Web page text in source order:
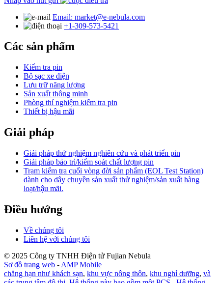
Email: market@e-nebula.com
+1-309-573-5421
Các sản phẩm
Kiểm tra pin
Bộ sạc xe điện
Lưu trữ năng lượng
Sản xuất thông minh
Phòng thí nghiệm kiểm tra pin
Thiết bị hậu mãi
Giải pháp
Giải pháp thử nghiệm nghiên cứu và phát triển pin
Giải pháp bảo trì/kiểm soát chất lượng pin
Trạm kiểm tra cuối vòng đời sản phẩm (EOL Test Station)
dành cho dây chuyền sản xuất thử nghiệm/sản xuất hàng
loạt/hậu mãi.
Điều hướng
Về chúng tôi
Liên hệ với chúng tôi
© 2025 Công ty TNHH Điện tử Fujian Nebula
Sơ đồ trang web - AMP Mobile
chẳng hạn như khách sạn, khu vực nông thôn, khu nghỉ dưỡng, và